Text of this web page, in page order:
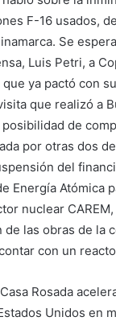
F-16 usados,
Se
Luis Petri, a
ya pactó con
que realizó a
de
por otras dos
del
Energía Atómica
nuclear
de las obras de la
con un
Rosada
Unidos en